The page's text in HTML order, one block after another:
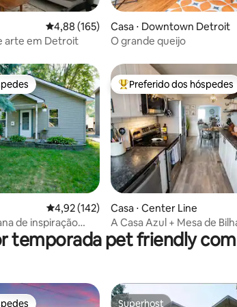
avaliações4,88 de uma avaliação média de 5, 165
4,88 (165)
arte em Detroit
Casa ⋅ Downtown Detroit
O grande queijo
avaliações
dos hóspedes
4,92 de uma avaliação média de 5, 142
4,92 (142)
de inspiração
Entre os melhores
Preferido dos hóspedes
Casa ⋅ Center Line
A Casa Azul + Mesa de
Quintal! 3 quartos/1
temporada pet friendly
Superhost